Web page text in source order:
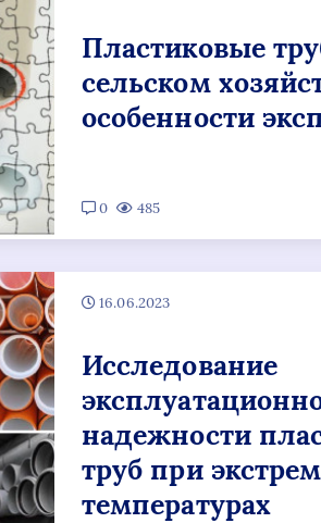
Пластиковые
сельском
особенности
0 485
16.06.2023
Исследование
надежности
труб при
температурах